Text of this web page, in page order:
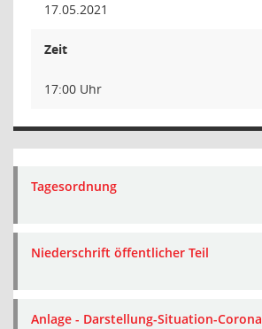
17.05.2021
Zeit
17:00 Uhr
Tagesordnung
Niederschrift öffentlicher Teil
Anlage - Darstellung-Situation-Corona